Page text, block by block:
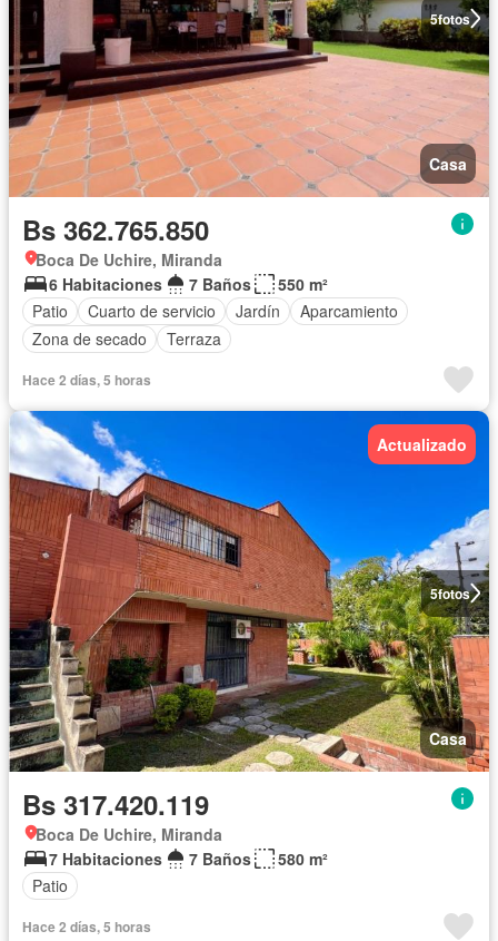
5fotos
Casa
Bs 362.765.850
Boca De Uchire, Miranda
6 Habitaciones
7 Baños
550 m²
Patio
Cuarto de servicio Jardín
Aparcamiento
Zona de secado
Terraza
Hace 2 días, 5 horas
5fotos
Actualizado
Casa
Bs 317.420.119
Boca De Uchire, Miranda
7 Habitaciones
7 Baños
580 m²
Patio
Hace 2 días, 5 horas